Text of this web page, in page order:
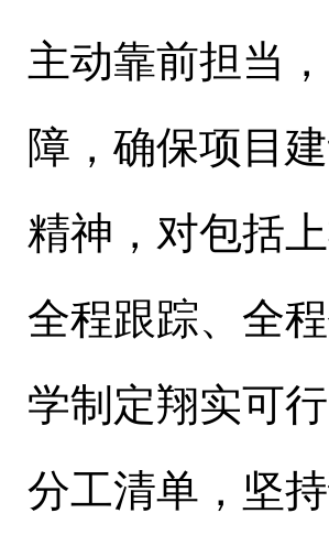
主动靠前担当
障，确保项目
精神，对包括
全程跟踪、全
学制定翔实可
分工清单，坚